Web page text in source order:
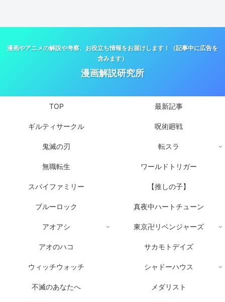
漫画やアニメの解説や考察、お役立ち情報をお届けします！（記事中に広告を
含みます）
漫画解説研究所
TOP 最新記事
ギルティサークル 呪術廻戦
鬼滅の刃 転スラ
無職転生 ワールドトリガー
スパイファミリー 【推しの子】
ブルーロック 真夜中ハートチューン
アオアシ 東京卍リベンジャーズ
アオのハコ サカモトデイズ
ウィッチウォッチ シャドーハウス
不滅のあなたへ メダリスト